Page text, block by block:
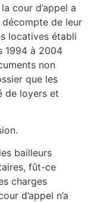
cour d’appel a
de leur
locatives établi
1994 à 2004
non
que les
de loyers et
bailleurs
fût-ce
charges
d’appel n’a